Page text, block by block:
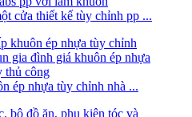
cửa thiết kế tùy chỉnh pp ...
ép nhựa tùy chỉnh nhà ...